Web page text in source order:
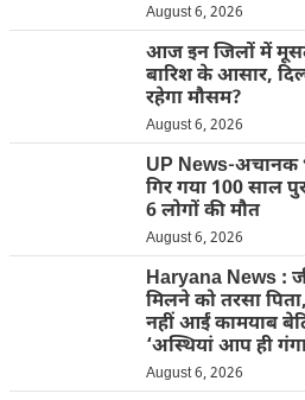
August 6, 2026
आज इन जिलों में
बारिश के आसार,
रहेगा मौसम?
August 6, 2026
UP News-अचानक
गिर गया 100 साल
6 लोगों की मौत
August 6, 2026
Haryana News :
मिलने को तरसा
नहीं आईं कामयाब
‘अस्थियां आप ही
August 6, 2026